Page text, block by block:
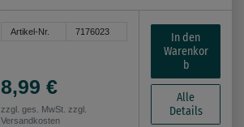
Artikel-Nr. 7176023
8,99 €
zzgl. ges. MwSt. zzgl.
Versandkosten
In den
Warenkor
b
Alle
Details